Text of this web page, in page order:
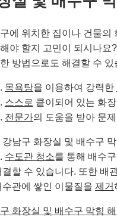
에 위치한 집이나 건물의
야 할지 고민이 되시나요
방법으로도 해결할 수 있
목욕탕을 이용하여 강력한
스스로 킅이되어 있는 화
전문가의 도움을 받아 문
강남구 화장실 및 배수구
수도관 청소를 통해 배수
결할 수 있습니다. 또한 배
수관에 쌓인 이물질을 제거
화장실 및 배수구 막힘 해